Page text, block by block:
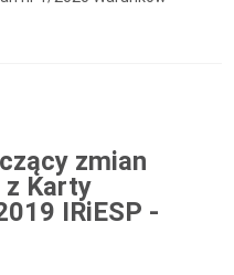
zmian
z Karty
IRiESP -